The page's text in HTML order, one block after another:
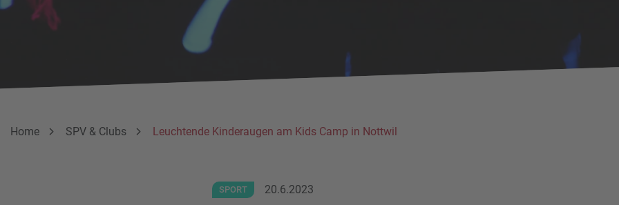
Breadcrumbnavigation
Sie befinden sich hier:
Home SPV & Clubs Leuchtende Kinderaugen am Kids Camp in Nottwil
SPORT 20.6.2023